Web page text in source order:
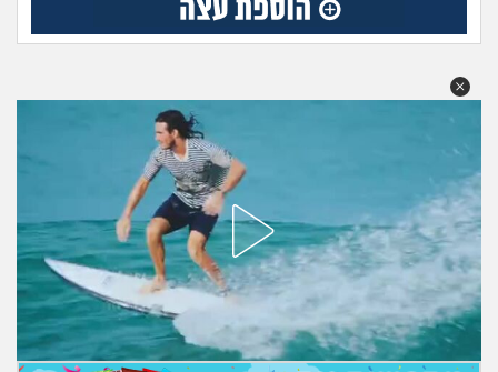
פיננסי וכלכלה
בין הסדינים
חיות מחמד
יוקר המחיה
גאווה